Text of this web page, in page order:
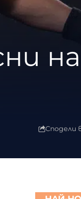
Сподели